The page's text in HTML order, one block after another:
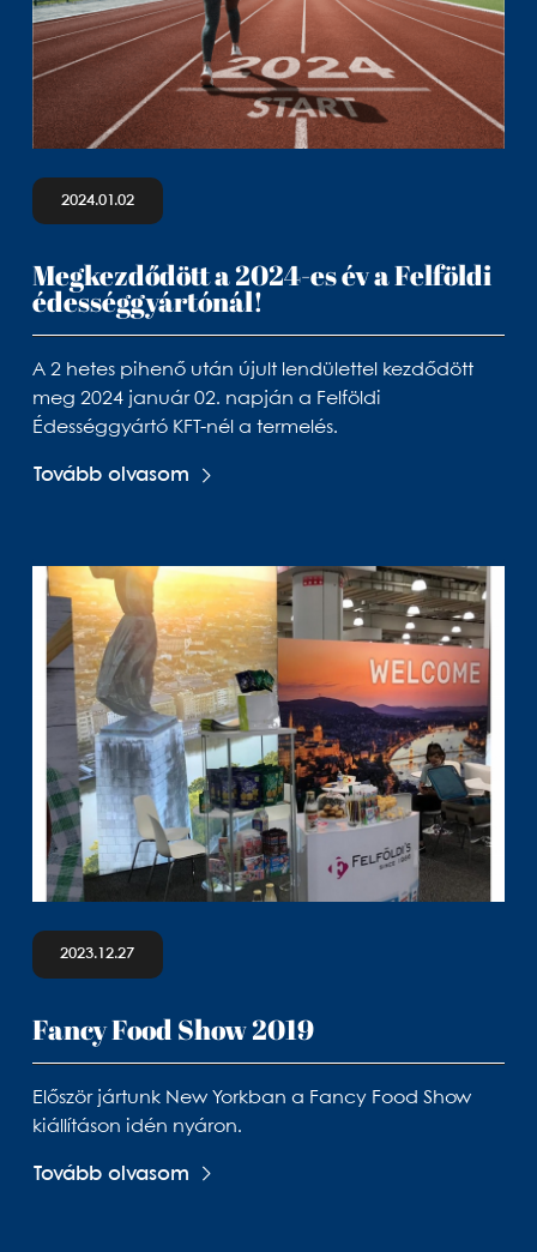
2024.01.02
Megkezdődött a 2024-es év a Felföldi
édességgyártónál!
A 2 hetes pihenő után újult lendülettel kezdődött
meg 2024 január 02. napján a Felföldi
Édességgyártó KFT-nél a termelés.
Tovább olvasom
2023.12.27
Fancy Food Show 2019
Először jártunk New Yorkban a Fancy Food Show
kiállításon idén nyáron.
Tovább olvasom